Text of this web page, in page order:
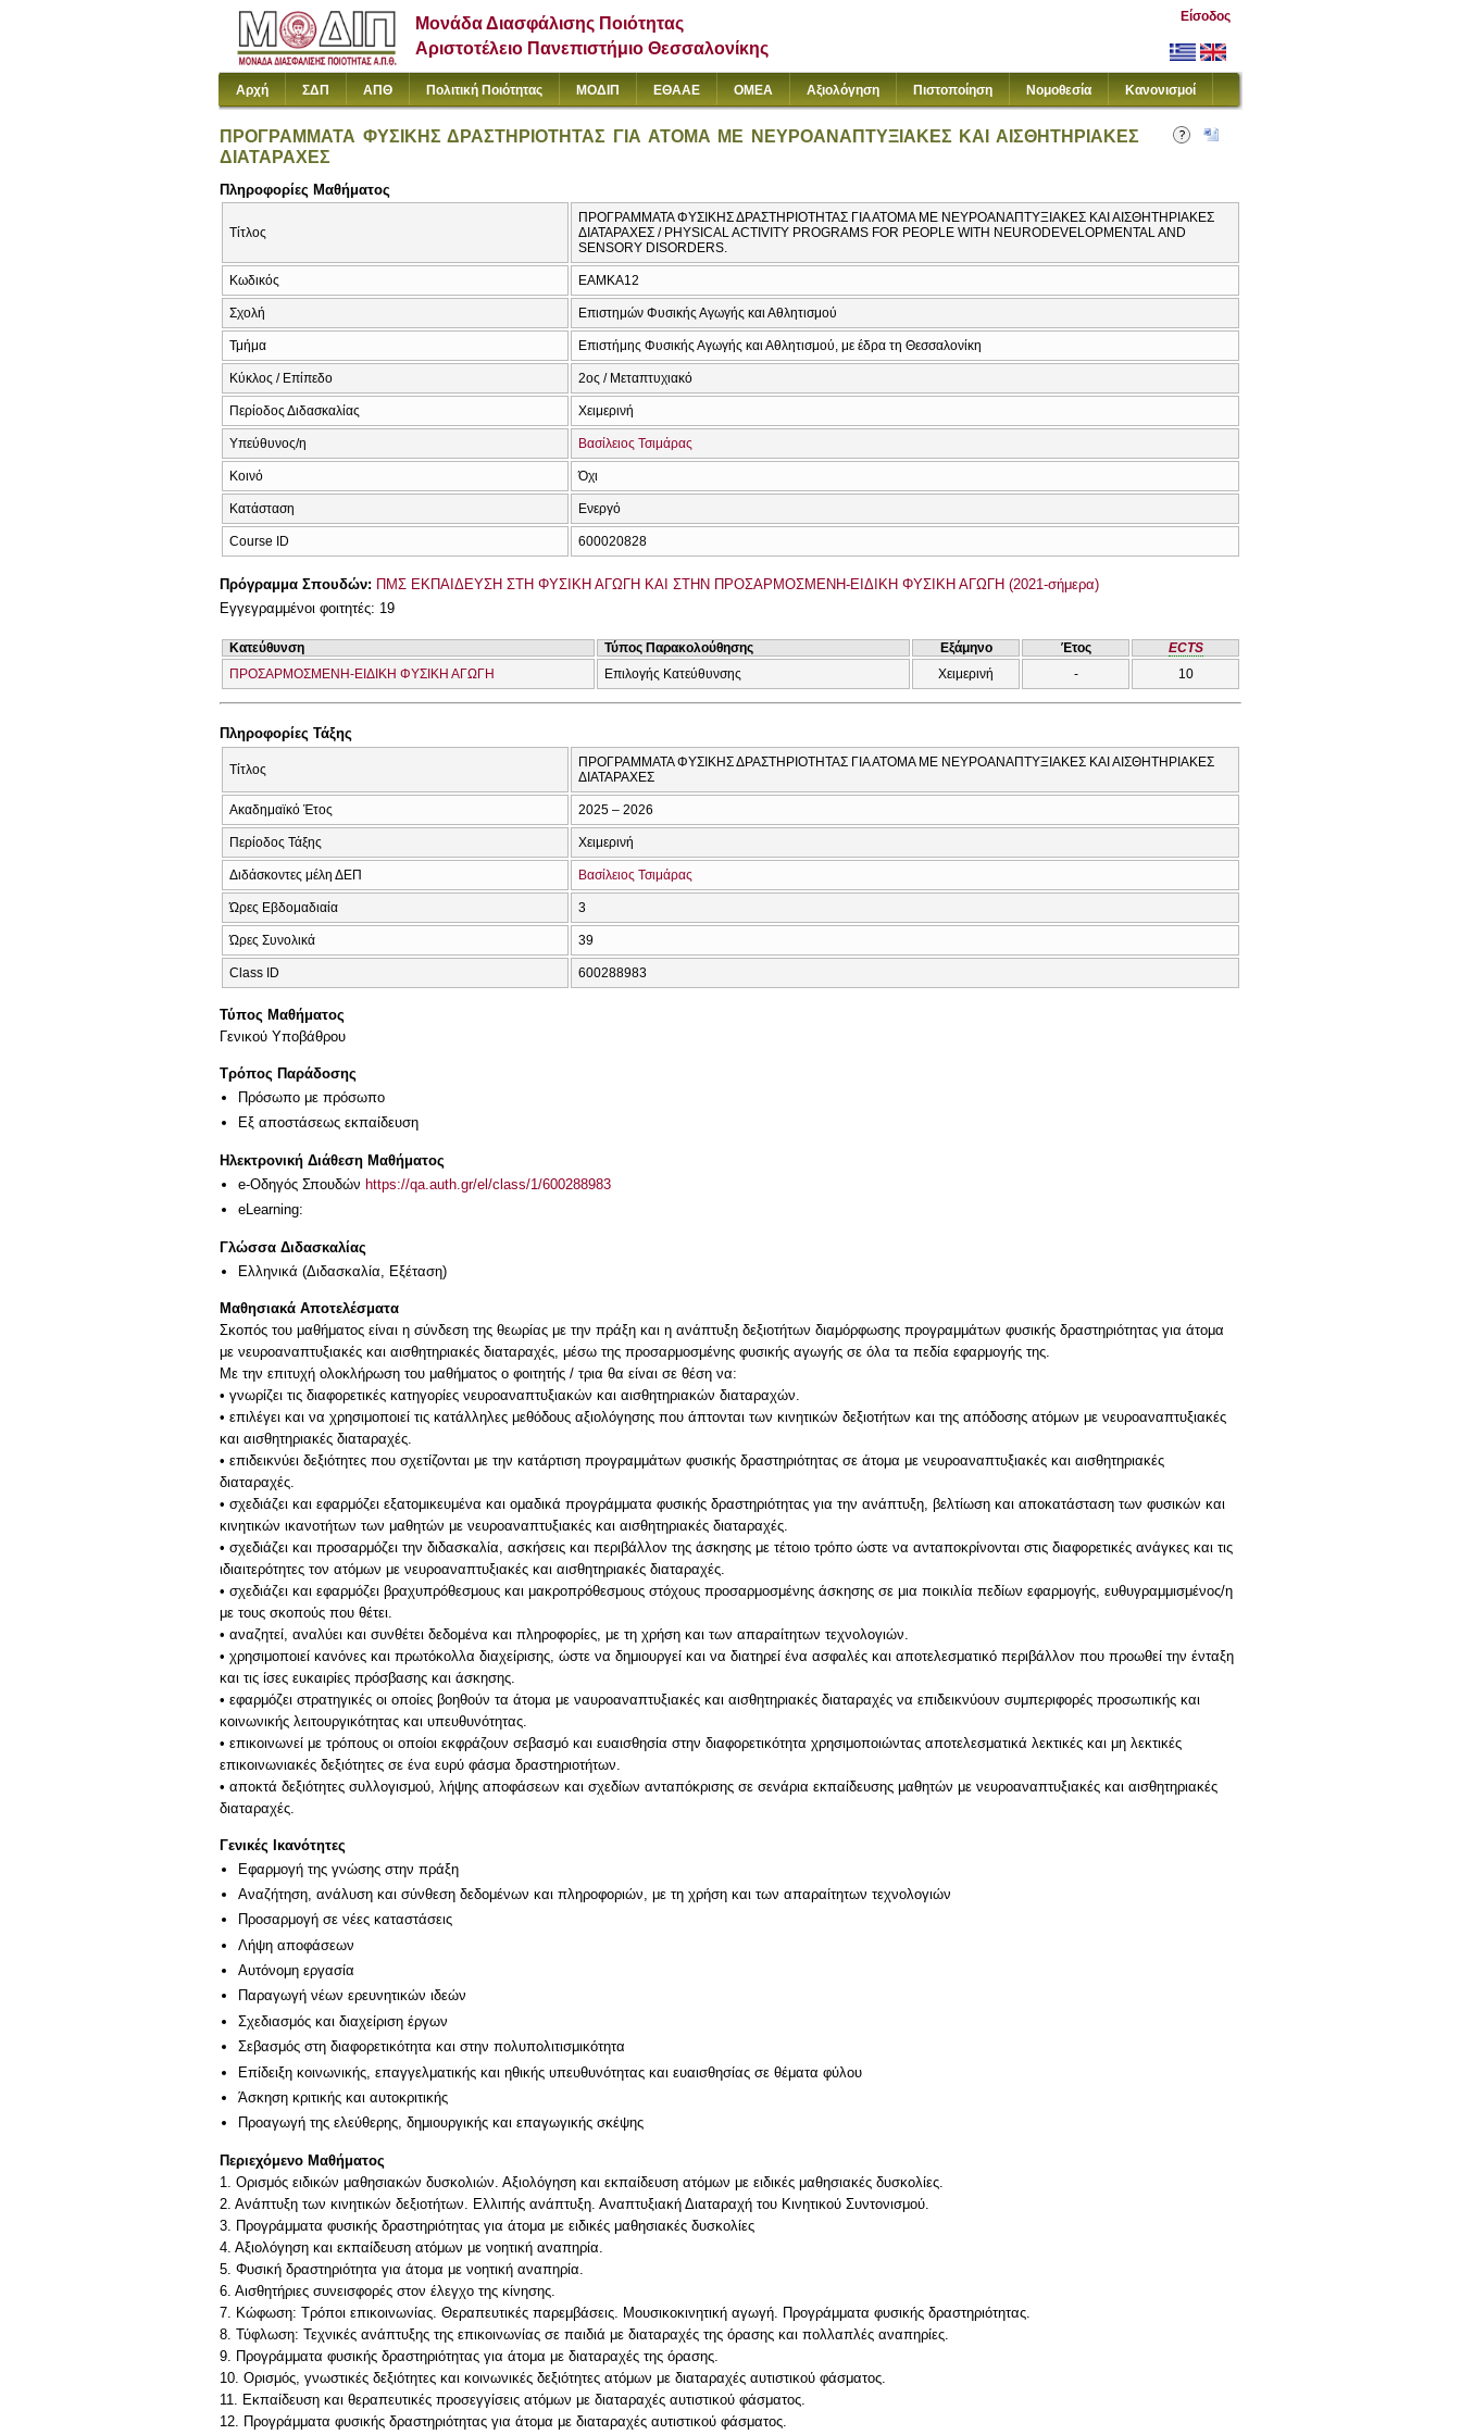
Μονάδα Διασφάλισης Ποιότητας
Αριστοτέλειο Πανεπιστήμιο Θεσσαλονίκης
Είσοδος
Αρχή ΣΔΠ ΑΠΘ Πολιτική Ποιότητας ΜΟΔΙΠ ΕΘΑΑΕ ΟΜΕΑ Αξιολόγηση Πιστοποίηση Νομοθεσία Κανονισμοί
ΠΡΟΓΡΑΜΜΑΤΑ ΦΥΣΙΚΗΣ ΔΡΑΣΤΗΡΙΟΤΗΤΑΣ ΓΙΑ ΑΤΟΜΑ ΜΕ ΝΕΥΡΟΑΝΑΠΤΥΞΙΑΚΕΣ ΚΑΙ ΑΙΣΘΗΤΗΡΙΑΚΕΣ
ΔΙΑΤΑΡΑΧΕΣ
Πληροφορίες Μαθήματος
Τίτλος
ΠΡΟΓΡΑΜΜΑΤΑ ΦΥΣΙΚΗΣ ΔΡΑΣΤΗΡΙΟΤΗΤΑΣ ΓΙΑ ΑΤΟΜΑ ΜΕ ΝΕΥΡΟΑΝΑΠΤΥΞΙΑΚΕΣ ΚΑΙ ΑΙΣΘΗΤΗΡΙΑΚΕΣ
ΔΙΑΤΑΡΑΧΕΣ / PHYSICAL ACTIVITY PROGRAMS FOR PEOPLE WITH NEURODEVELOPMENTAL AND
SENSORY DISORDERS.
Κωδικός ΕΑΜΚΑ12
Σχολή Επιστημών Φυσικής Αγωγής και Αθλητισμού
Τμήμα Επιστήμης Φυσικής Αγωγής και Αθλητισμού, με έδρα τη Θεσσαλονίκη
Κύκλος / Επίπεδο 2ος / Μεταπτυχιακό
Περίοδος Διδασκαλίας Χειμερινή
Υπεύθυνος/η Βασίλειος Τσιμάρας
Κοινό Όχι
Κατάσταση Ενεργό
Course ID 600020828
Πρόγραμμα Σπουδών: ΠΜΣ ΕΚΠΑΙΔΕΥΣΗ ΣΤΗ ΦΥΣΙΚΗ ΑΓΩΓΗ ΚΑΙ ΣΤΗΝ ΠΡΟΣΑΡΜΟΣΜΕΝΗ-ΕΙΔΙΚΗ ΦΥΣΙΚΗ ΑΓΩΓΗ (2021-σήμερα)
Εγγεγραμμένοι φοιτητές: 19
Κατεύθυνση Τύπος Παρακολούθησης Εξάμηνο Έτος
ECTS
ΠΡΟΣΑΡΜΟΣΜΕΝΗ-ΕΙΔΙΚΗ ΦΥΣΙΚΗ ΑΓΩΓΗ
Επιλογής Κατεύθυνσης Χειμερινή - 10
Πληροφορίες Τάξης
Τίτλος
ΠΡΟΓΡΑΜΜΑΤΑ ΦΥΣΙΚΗΣ ΔΡΑΣΤΗΡΙΟΤΗΤΑΣ ΓΙΑ ΑΤΟΜΑ ΜΕ ΝΕΥΡΟΑΝΑΠΤΥΞΙΑΚΕΣ ΚΑΙ ΑΙΣΘΗΤΗΡΙΑΚΕΣ
ΔΙΑΤΑΡΑΧΕΣ
Ακαδημαϊκό Έτος 2025 – 2026
Περίοδος Τάξης Χειμερινή
Διδάσκοντες μέλη ΔΕΠ Βασίλειος Τσιμάρας
Ώρες Εβδομαδιαία 3
Ώρες Συνολικά 39
Class ID 600288983
Τύπος Μαθήματος
Γενικού Υποβάθρου
Τρόπος Παράδοσης
Πρόσωπο με πρόσωπο
Eξ απoστάσεως εκπαίδευση
Ηλεκτρονική Διάθεση Μαθήματος
e-Οδηγός Σπουδών https://qa.auth.gr/el/class/1/600288983
eLearning:
Γλώσσα Διδασκαλίας
Ελληνικά (Διδασκαλία, Εξέταση)
Μαθησιακά Αποτελέσματα
Σκοπός του μαθήματος είναι η σύνδεση της θεωρίας με την πράξη και η ανάπτυξη δεξιοτήτων διαμόρφωσης προγραμμάτων φυσικής δραστηριότητας για άτομα
με νευροαναπτυξιακές και αισθητηριακές διαταραχές, μέσω της προσαρμοσμένης φυσικής αγωγής σε όλα τα πεδία εφαρμογής της.
Με την επιτυχή ολοκλήρωση του μαθήματος ο φοιτητής / τρια θα είναι σε θέση να:
• γνωρίζει τις διαφορετικές κατηγορίες νευροαναπτυξιακών και αισθητηριακών διαταραχών.
• επιλέγει και να χρησιμοποιεί τις κατάλληλες μεθόδους αξιολόγησης που άπτονται των κινητικών δεξιοτήτων και της απόδοσης ατόμων με νευροαναπτυξιακές
και αισθητηριακές διαταραχές.
• επιδεικνύει δεξιότητες που σχετίζονται με την κατάρτιση προγραμμάτων φυσικής δραστηριότητας σε άτομα με νευροαναπτυξιακές και αισθητηριακές
διαταραχές.
• σχεδιάζει και εφαρμόζει εξατομικευμένα και ομαδικά προγράμματα φυσικής δραστηριότητας για την ανάπτυξη, βελτίωση και αποκατάσταση των φυσικών και
κινητικών ικανοτήτων των μαθητών με νευροαναπτυξιακές και αισθητηριακές διαταραχές.
• σχεδιάζει και προσαρμόζει την διδασκαλία, ασκήσεις και περιβάλλον της άσκησης με τέτοιο τρόπο ώστε να ανταποκρίνονται στις διαφορετικές ανάγκες και τις
ιδιαιτερότητες τον ατόμων με νευροαναπτυξιακές και αισθητηριακές διαταραχές.
• σχεδιάζει και εφαρμόζει βραχυπρόθεσμους και μακροπρόθεσμους στόχους προσαρμοσμένης άσκησης σε μια ποικιλία πεδίων εφαρμογής, ευθυγραμμισμένος/η
με τους σκοπούς που θέτει.
• αναζητεί, αναλύει και συνθέτει δεδομένα και πληροφορίες, με τη χρήση και των απαραίτητων τεχνολογιών.
• χρησιμοποιεί κανόνες και πρωτόκολλα διαχείρισης, ώστε να δημιουργεί και να διατηρεί ένα ασφαλές και αποτελεσματικό περιβάλλον που προωθεί την ένταξη
και τις ίσες ευκαιρίες πρόσβασης και άσκησης.
• εφαρμόζει στρατηγικές οι οποίες βοηθούν τα άτομα με ναυροαναπτυξιακές και αισθητηριακές διαταραχές να επιδεικνύουν συμπεριφορές προσωπικής και
κοινωνικής λειτουργικότητας και υπευθυνότητας.
• επικοινωνεί με τρόπους οι οποίοι εκφράζουν σεβασμό και ευαισθησία στην διαφορετικότητα χρησιμοποιώντας αποτελεσματικά λεκτικές και μη λεκτικές
επικοινωνιακές δεξιότητες σε ένα ευρύ φάσμα δραστηριοτήτων.
• αποκτά δεξιότητες συλλογισμού, λήψης αποφάσεων και σχεδίων ανταπόκρισης σε σενάρια εκπαίδευσης μαθητών με νευροαναπτυξιακές και αισθητηριακές
Γενικές Ικανότητες
Εφαρμογή της γνώσης στην πράξη
Αναζήτηση, ανάλυση και σύνθεση δεδομένων και πληροφοριών, με τη χρήση και των απαραίτητων τεχνολογιών
Προσαρμογή σε νέες καταστάσεις
Λήψη αποφάσεων
Αυτόνομη εργασία
Παραγωγή νέων ερευνητικών ιδεών
Σχεδιασμός και διαχείριση έργων
Σεβασμός στη διαφορετικότητα και στην πολυπολιτισμικότητα
Επίδειξη κοινωνικής, επαγγελματικής και ηθικής υπευθυνότητας και ευαισθησίας σε θέματα φύλου
Άσκηση κριτικής και αυτοκριτικής
Προαγωγή της ελεύθερης, δημιουργικής και επαγωγικής σκέψης
Περιεχόμενο Μαθήματος
1. Ορισμός ειδικών μαθησιακών δυσκολιών. Αξιολόγηση και εκπαίδευση ατόμων με ειδικές μαθησιακές δυσκολίες.
2. Ανάπτυξη των κινητικών δεξιοτήτων. Ελλιπής ανάπτυξη. Αναπτυξιακή Διαταραχή του Κινητικού Συντονισμού.
3. Προγράμματα φυσικής δραστηριότητας για άτομα με ειδικές μαθησιακές δυσκολίες
4. Αξιολόγηση και εκπαίδευση ατόμων με νοητική αναπηρία.
5. Φυσική δραστηριότητα για άτομα με νοητική αναπηρία.
6. Αισθητήριες συνεισφορές στον έλεγχο της κίνησης.
7. Κώφωση: Τρόποι επικοινωνίας. Θεραπευτικές παρεμβάσεις. Μουσικοκινητική αγωγή. Προγράμματα φυσικής δραστηριότητας.
8. Τύφλωση: Τεχνικές ανάπτυξης της επικοινωνίας σε παιδιά με διαταραχές της όρασης και πολλαπλές αναπηρίες.
9. Προγράμματα φυσικής δραστηριότητας για άτομα με διαταραχές της όρασης.
10. Ορισμός, γνωστικές δεξιότητες και κοινωνικές δεξιότητες ατόμων με διαταραχές αυτιστικού φάσματος.
11. Εκπαίδευση και θεραπευτικές προσεγγίσεις ατόμων με διαταραχές αυτιστικού φάσματος.
12. Προγράμματα φυσικής δραστηριότητας για άτομα με διαταραχές αυτιστικού φάσματος.